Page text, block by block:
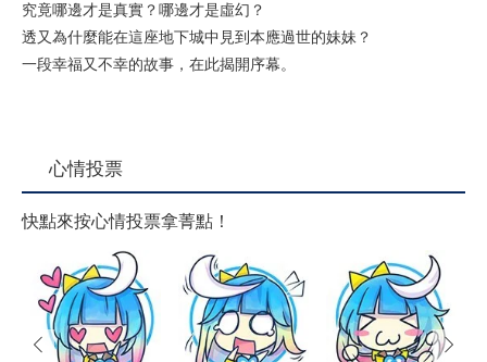
究竟哪邊才是真實？哪邊才是虛幻？
透又為什麼能在這座地下城中見到本應過世的妹妹？
一段幸福又不幸的故事，在此揭開序幕。
心情投票
快點來按心情投票拿菁點！
prev next